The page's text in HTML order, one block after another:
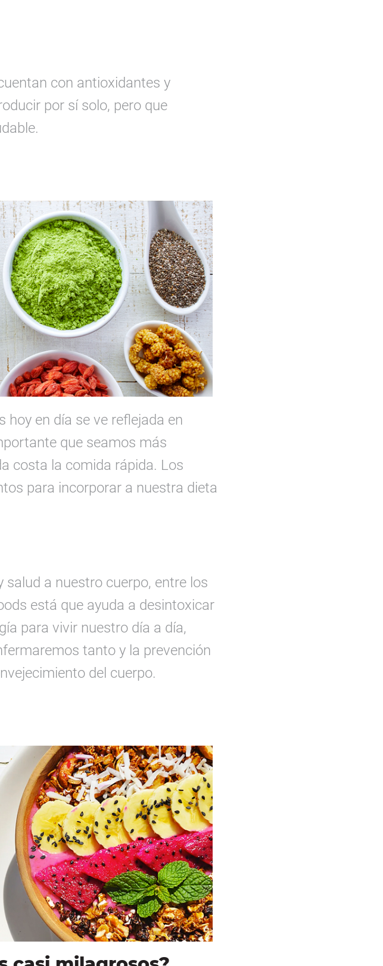
con antioxidantes y
por sí solo, pero que
hoy en día se ve reflejada en
que seamos más
costa la comida rápida. Los
para incorporar a nuestra dieta
a nuestro cuerpo, entre los
está que ayuda a desintoxicar
para vivir nuestro día a día,
tanto y la prevención
del cuerpo.